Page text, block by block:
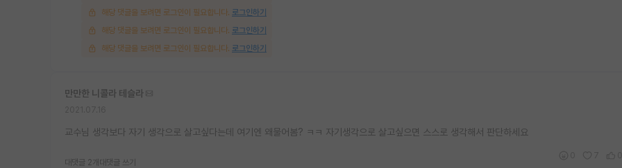
해당 댓글을 보려면 로그인이 필요합니다. 로그인하기
해당 댓글을 보려면 로그인이 필요합니다. 로그인하기
해당 댓글을 보려면 로그인이 필요합니다. 로그인하기
만만한 니콜라 테슬라
교수님 생각보다 자기 생각으로 살고싶다는데 여기엔 왜물어봄? ㅋㅋ 자기생각으로 살고싶으면 스스로 생각해서 판단하세요
대댓글 2개 대댓글 쓰기